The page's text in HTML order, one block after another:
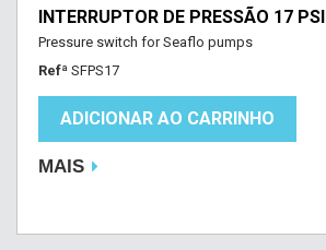
INTERRUPTOR DE PRESSÃO 17 PSI
Pressure switch for Seaflo pumps
Refª SFPS17
ADICIONAR AO CARRINHO
MAIS